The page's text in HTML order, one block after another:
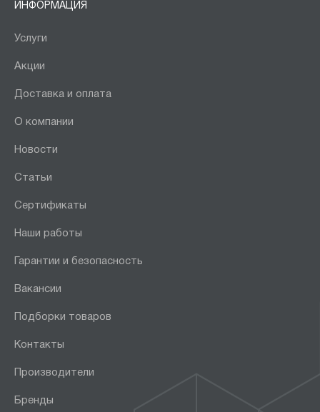
ИНФОРМАЦИЯ
Услуги
Акции
Доставка и оплата
О компании
Новости
Статьи
Сертификаты
Наши работы
Гарантии и безопасность
Вакансии
Подборки товаров
Контакты
Производители
Бренды